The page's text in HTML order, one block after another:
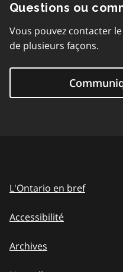
Questions ou
Vous pouvez contacter
de plusieurs façons.
L'Ontario en bref
Accessibilité
Archives